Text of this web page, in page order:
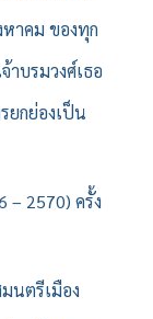
าคม ของทุก
บรมวงศ์เธอ
ยกย่องเป็น
2570) ครั้ง
นตรีเมือง